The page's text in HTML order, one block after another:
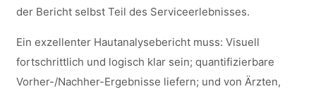
der Bericht selbst Teil des Serviceerlebnisses.
Ein exzellenter Hautanalysebericht muss: Visuell
fortschrittlich und logisch klar sein; quantifizierbare
Vorher-/Nachher-Ergebnisse liefern; und von Ärzten,